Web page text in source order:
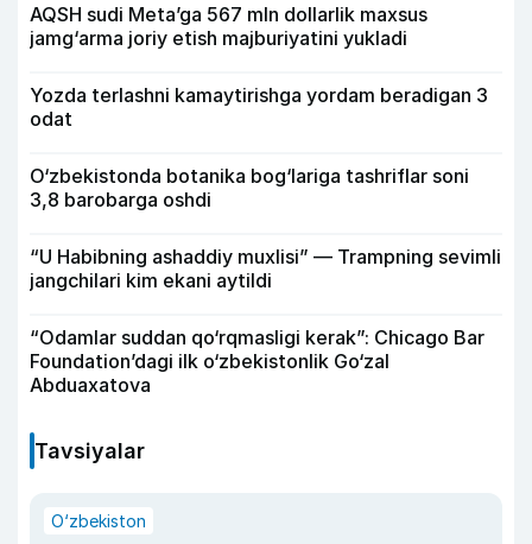
AQSH sudi Meta’ga 567 mln dollarlik maxsus
jamg‘arma joriy etish majburiyatini yukladi
Yozda terlashni kamaytirishga yordam beradigan 3
odat
O‘zbekistonda botanika bog‘lariga tashriflar soni
3,8 barobarga oshdi
“U Habibning ashaddiy muxlisi” — Trampning sevimli
jangchilari kim ekani aytildi
“Odamlar suddan qo‘rqmasligi kerak”: Chicago Bar
Foundation’dagi ilk o‘zbekistonlik Go‘zal
Abduaxatova
Tavsiyalar
O‘zbekiston